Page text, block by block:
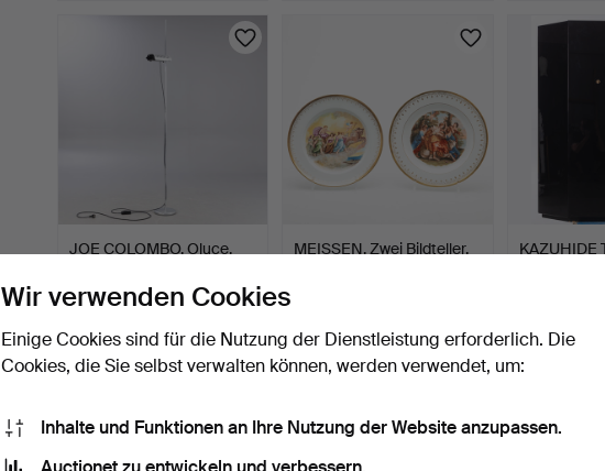
JOE COLOMBO. Oluce.
3 Std 17 Min
47 USD
MEISSEN. Zwei Bildteller,
35 USD
KAZUHIDE
231 USD
Wir verwenden Cookies
Einige Cookies sind für die Nutzung der Dienstleistung erforderlich. Die
Cookies, die Sie selbst verwalten können, werden verwendet, um:
Inhalte und Funktionen an Ihre Nutzung der Website anzupassen.